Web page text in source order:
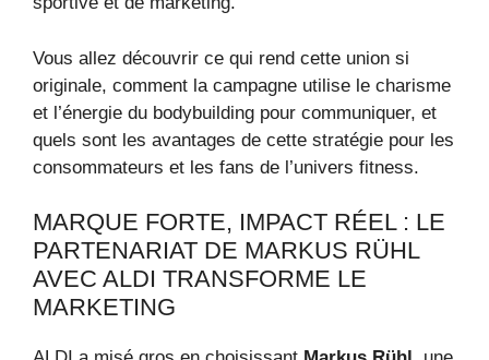
Vous allez découvrir ce qui rend cette union si
originale, comment la campagne utilise le charisme
et l’énergie du bodybuilding pour communiquer, et
quels sont les avantages de cette stratégie pour les
consommateurs et les fans de l’univers fitness.
MARQUE FORTE, IMPACT RÉEL : LE
PARTENARIAT DE MARKUS RÜHL
AVEC ALDI TRANSFORME LE
MARKETING